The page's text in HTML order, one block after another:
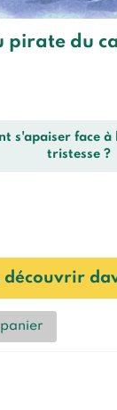
pirate du
s'apaiser face
tristesse ?
découvrir